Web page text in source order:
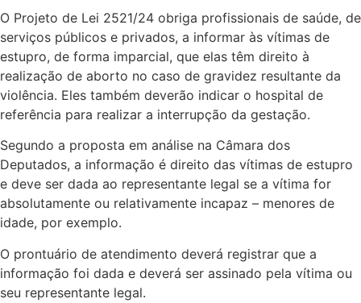
O Projeto de Lei 2521/24 obriga profissionais de saúde, de
serviços públicos e privados, a informar às vítimas de
estupro, de forma imparcial, que elas têm direito à
realização de aborto no caso de gravidez resultante da
violência. Eles também deverão indicar o hospital de
referência para realizar a interrupção da gestação.
Segundo a proposta em análise na Câmara dos
Deputados, a informação é direito das vítimas de estupro
e deve ser dada ao representante legal se a vítima for
absolutamente ou relativamente incapaz – menores de
idade, por exemplo.
O prontuário de atendimento deverá registrar que a
informação foi dada e deverá ser assinado pela vítima ou
seu representante legal.